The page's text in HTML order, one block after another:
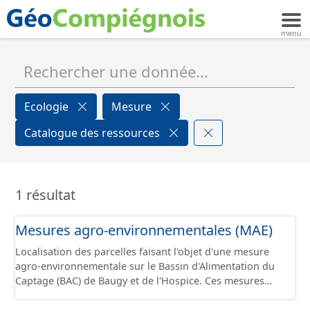
Ecologie
Mesure
Catalogue des ressources
1 résultat
Mesures agro-environnementales (MAE)
Localisation des parcelles faisant l'objet d'une mesure
agro-environnementale sur le Bassin d'Alimentation du
Captage (BAC) de Baugy et de l'Hospice. Ces mesures